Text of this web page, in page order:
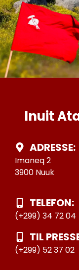
Inuit
ADRESSE:
Imaneq 2
3900 Nuuk
TELEFON:
(+299) 34 72 04
TIL
(+299) 52 37 02